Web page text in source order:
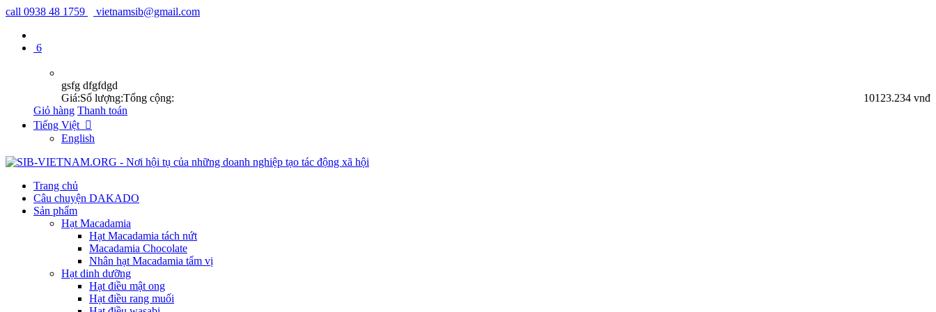
call 0938 48 1759 vietnamsib@gmail.com
6
gsfg dfgfdgd
Giá:
123.234 vnđ
Số lượng: 10
Tổng cộng:
Giỏ hàng Thanh toán
Tiếng Việt 
English
Trang chủ
Câu chuyện DAKADO
Sản phẩm
Hạt Macadamia
Hạt Macadamia tách nứt
Macadamia Chocolate
Nhân hạt Macadamia tẩm vị
Hạt dinh dưỡng
Hạt điều mật ong
Hạt điều rang muối